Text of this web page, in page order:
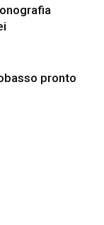
pronto